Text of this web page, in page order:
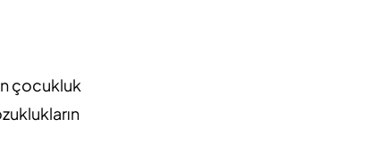
çocukluk